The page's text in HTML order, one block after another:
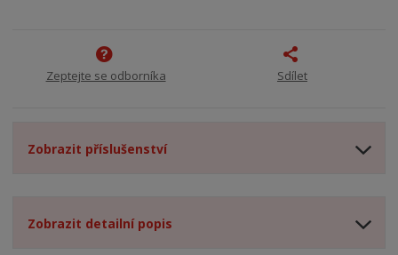
Zeptejte se odborníka Sdílet
Zobrazit příslušenství
Zobrazit detailní popis